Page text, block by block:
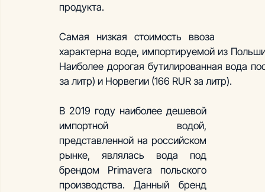
продукта.
Самая низкая стоимость ввоза
характерна воде, импортируемой из
Наиболее дорогая бутилированная вода
за литр) и Норвегии (166 RUR за литр).
В 2019 году наиболее дешевой
импортной водой,
представленной на российском
рынке, являлась вода под
брендом Primavera польского
производства. Данный бренд